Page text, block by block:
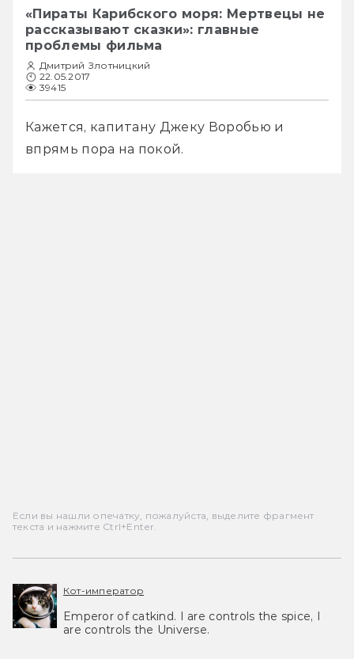
«Пираты Карибского моря: Мертвецы не
рассказывают сказки»: главные
проблемы фильма
Дмитрий Злотницкий
22.05.2017
39415
Кажется, капитану Джеку Воробью и
впрямь пора на покой.
Если вы нашли опечатку, пожалуйста, выделите фрагмент
текста и нажмите Ctrl+Enter.
Кот-император
Emperor of catkind. I are controls the spice, I
are controls the Universe.